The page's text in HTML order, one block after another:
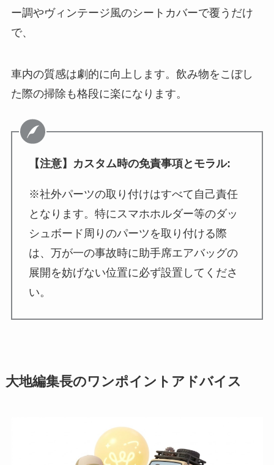
ー調やヴィンテージ風のシートカバーで覆うだけ
で、
車内の質感は劇的に向上します。飲み物をこぼし
た際の掃除も格段に楽になります。
【注意】カスタム時の免責事項とモラル:
※社外パーツの取り付けはすべて自己責任
となります。特にスマホホルダー等のダッ
シュボード周りのパーツを取り付ける際
は、万が一の事故時に助手席エアバッグの
展開を妨げない位置に必ず設置してくださ
い。
大地編集長のワンポイントアドバイス